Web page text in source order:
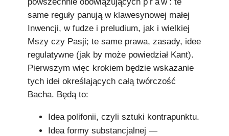
same reguły panują w klawesynowej małej
Inwencji, w fudze i preludium, jak i wielkiej
Mszy czy Pasji; te same prawa, zasady, idee
regulatywne (jak by może powiedział Kant).
Pierwszym więc krokiem będzie wskazanie
tych idei określających całą twórczość
Bacha. Będą to:
Idea polifonii, czyli sztuki kontrapunktu.
Idea formy substancjalnej —